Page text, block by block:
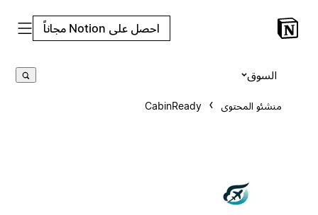
احصل على Notion مجاناً
منشئو المحتوى CabinReady